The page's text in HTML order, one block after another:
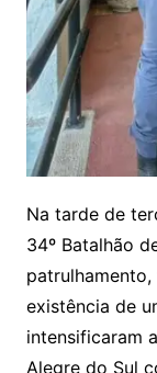
Na tarde de
34º Batalhão
existência de
intensificaram
Alegre do Sul